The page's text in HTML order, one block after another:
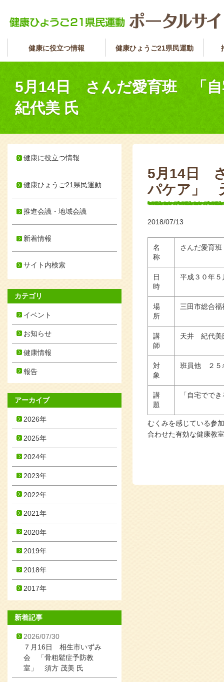
健康に役立つ情報 健康ひょうご21県民運動
5月14日 さんだ愛育班 「
紀代美 氏
5月14日
パケア」
2018/07/13
名
称
さんだ愛育
日
時
平成３０年
場
所
三田市総合福
講
師
天井 紀代美
対
象
班員他 ２５
講
題
「自宅でで
むくみを感じている参
合わせた有効な健康教
健康に役立つ情報
健康ひょうご21県民運動
推進会議・地域会議
新着情報
サイト内検索
カテゴリ
イベント
お知らせ
健康情報
報告
アーカイブ
2026年
2025年
2024年
2023年
2022年
2021年
2020年
2019年
2018年
2017年
新着記事
2026/07/30
７月16日 相生市いずみ
会 「骨粗鬆症予防教
室」 須方 茂美 氏